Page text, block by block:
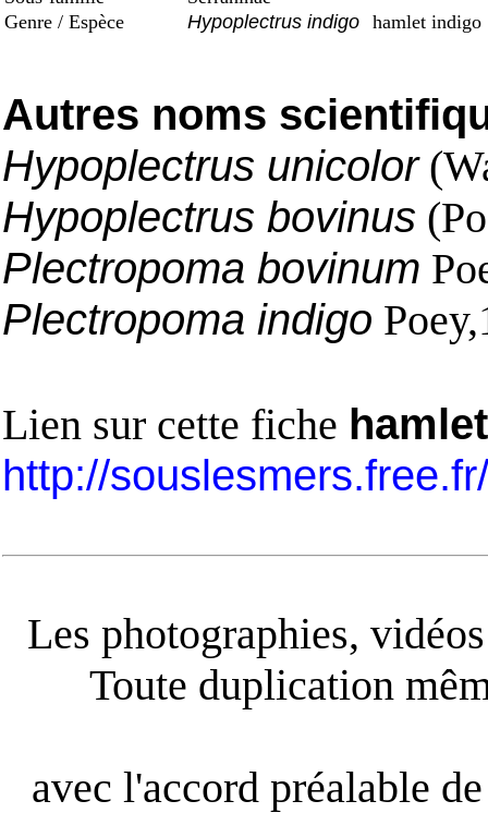
Genre / Espèce
Hypoplectrus indigo hamlet indigo
Autres noms
Hypoplectrus unicolor
Hypoplectrus bovinus
Plectropoma bovinum
Plectropoma indigo
Lien sur cette fiche
http://
Les photographies,
Toute duplication
avec l'accord préalable